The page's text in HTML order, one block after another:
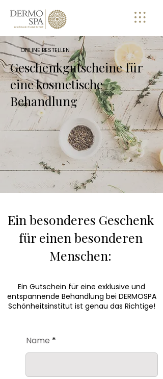
ONLINE BESTELLEN
Geschenkgutscheine für
eine kosmetische
Behandlung
Ein besonderes Geschenk
für einen besonderen
Menschen:
Ein Gutschein für eine exklusive und
entspannende Behandlung bei DERMOSPA
Schönheitsinstitut ist genau das Richtige!
Name